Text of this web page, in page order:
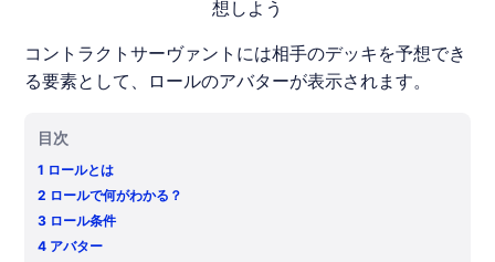
コントラクトサーヴァントには相手のデッキを予想でき
る要素として、ロールのアバターが表示されます。
目次
1 ロールとは
2 ロールで何がわかる？
3 ロール条件
4 アバター